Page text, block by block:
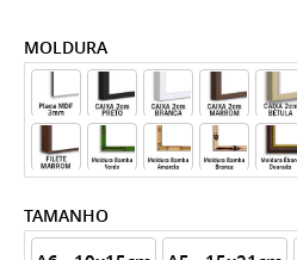
MOLDURA
TAMANHO